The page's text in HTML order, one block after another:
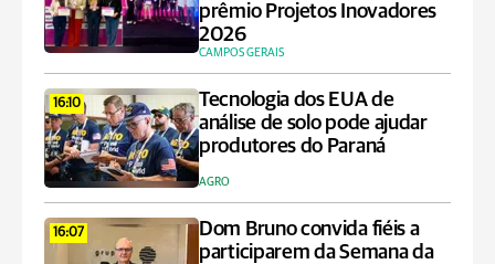
prêmio Projetos Inovadores
2026
CAMPOS GERAIS
16:10
Tecnologia dos EUA de
análise de solo pode ajudar
produtores do Paraná
AGRO
16:07
Dom Bruno convida fiéis a
participarem da Semana da